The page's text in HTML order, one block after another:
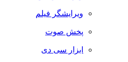
ویرایشگر فیلم
پخش صوت
ابزار سی دی